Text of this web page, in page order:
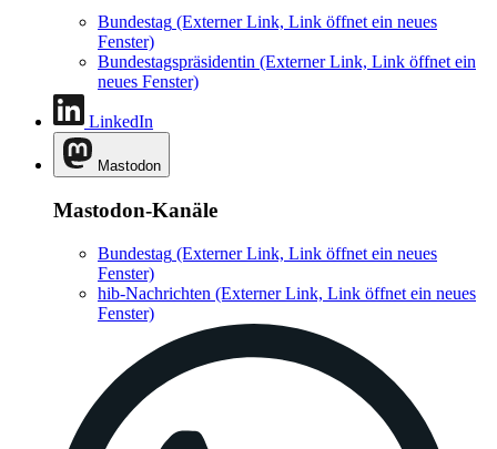
Bundestag (Externer Link, Link öffnet ein neues
Fenster)
Bundestagspräsidentin (Externer Link, Link öffnet ein
neues Fenster)
LinkedIn
Mastodon
Mastodon-Kanäle
Bundestag (Externer Link, Link öffnet ein neues
Fenster)
hib-Nachrichten (Externer Link, Link öffnet ein neues
Fenster)